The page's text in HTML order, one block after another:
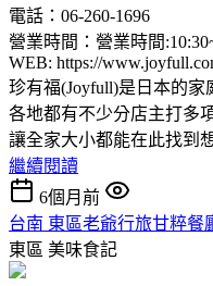
電話：06-260-1696
營業時間：營業時間
WEB: https://
珍有福(Joyfull)是日本的
各地都有不少分店主打多
讓全家大小都能在此找到
繼續閱讀
6個月前
台南 東區老爺行旅甘粹餐
東區 美味食記